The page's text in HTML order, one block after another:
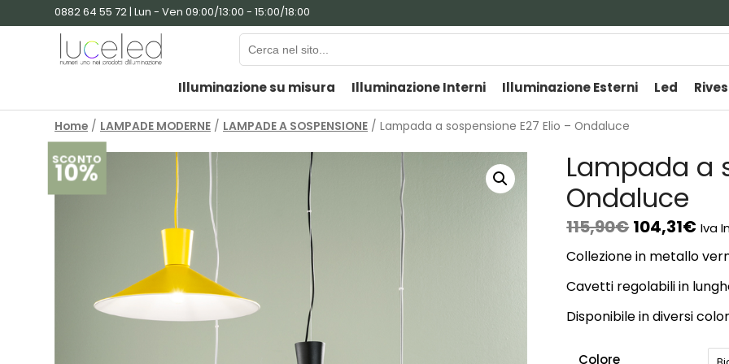
0882 64 55 72 | Lun - Ven 09:00/13:00 - 15:00/18:00
Illuminazione su misura Illuminazione Interni Illuminazione Esterni Led
Home / LAMPADE MODERNE / LAMPADE A SOSPENSIONE / Lampada a sospensione E27 Elio – Ondaluce
SCONTO
10%
Lampada a
Ondaluce
115,90€ 104,31€ Iva
Collezione in metallo
Cavetti regolabili in
Disponibile in diversi
Colore